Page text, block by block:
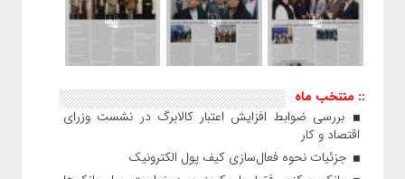
:: منتخب ماه
بررسی ضوابط افزایش اعتبار کالابرگ در نشست وزرای
اقتصاد و کار
جزئیات نحوه فعال‌سازی کیف پول الکترونیک